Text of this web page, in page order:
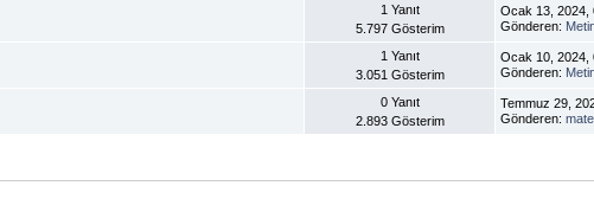
1 Yanıt
5.797 Gösterim
Ocak 13, 2024,
Gönderen:
1 Yanıt
3.051 Gösterim
Ocak 10, 2024,
Gönderen:
0 Yanıt
2.893 Gösterim
Temmuz 29,
Gönderen: